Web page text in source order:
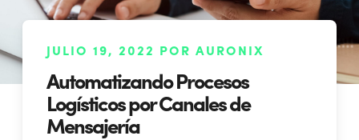
JULIO 19, 2022 POR AURONIX
Automatizando Procesos
Logísticos por Canales de
Mensajería